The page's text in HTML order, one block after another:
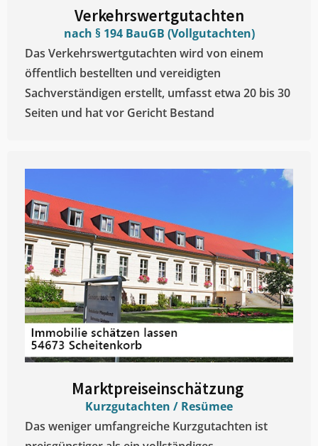
Verkehrswertgutachten
nach § 194 BauGB (Vollgutachten)
Das Verkehrswertgutachten wird von einem
öffentlich bestellten und vereidigten
Sachverständigen erstellt, umfasst etwa 20 bis 30
Seiten und hat vor Gericht Bestand
Marktpreiseinschätzung ​
Kurzgutachten / Resümee
Das weniger umfangreiche Kurzgutachten ist